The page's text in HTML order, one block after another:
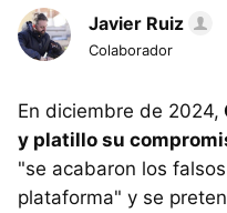
Javier Ruiz
Colaborador
En diciembre de 2024,
y platillo su
"se acabaron los
plataforma" y se